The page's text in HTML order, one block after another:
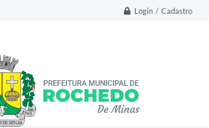
Login / Cadastro